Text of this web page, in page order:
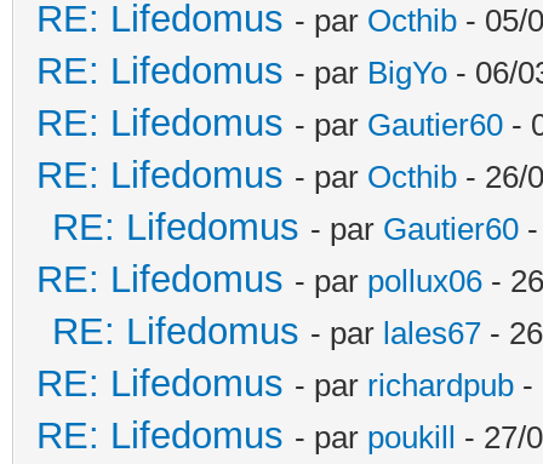
RE: Lifedomus - par Octhib - 05/
RE: Lifedomus - par BigYo - 06/
RE: Lifedomus - par Gautier60 -
RE: Lifedomus - par Octhib - 26/
RE: Lifedomus - par Gautier60
RE: Lifedomus - par pollux06 -
RE: Lifedomus - par lales67 -
RE: Lifedomus - par richardpub -
RE: Lifedomus - par poukill - 27/